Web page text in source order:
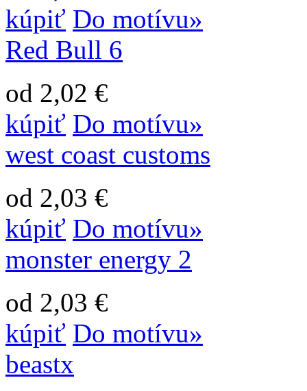
kúpiť Do motívu»
Red Bull 6
od 2,02 €
kúpiť Do motívu»
west coast customs
od 2,03 €
kúpiť Do motívu»
monster energy 2
od 2,03 €
kúpiť Do motívu»
beastx